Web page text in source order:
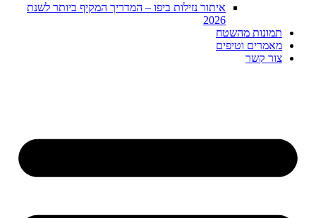
איתור נזילות ביפו – המדריך המקיף ביותר לשנת
2026
תמונות מהשטח
מאמרים וטיפים
צור קשר